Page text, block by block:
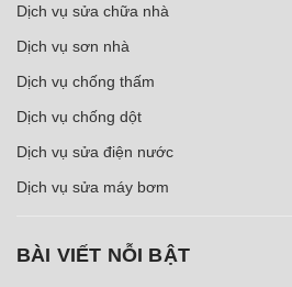
Dịch vụ sửa chữa nhà
Dịch vụ sơn nhà
Dịch vụ chống thấm
Dịch vụ chống dột
Dịch vụ sửa điện nước
Dịch vụ sửa máy bơm
BÀI VIẾT NỖI BẬT